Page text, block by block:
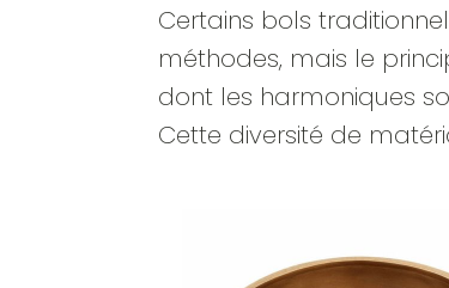
Certains bols
méthodes, mais le
dont les harmoniques
Cette diversité de